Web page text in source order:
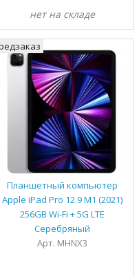
нет на складе
Планшетный компьютер
Apple iPad Pro 12.9 M1 (2021)
256GB Wi-Fi + 5G LTE
Серебряный
Арт. MHNX3